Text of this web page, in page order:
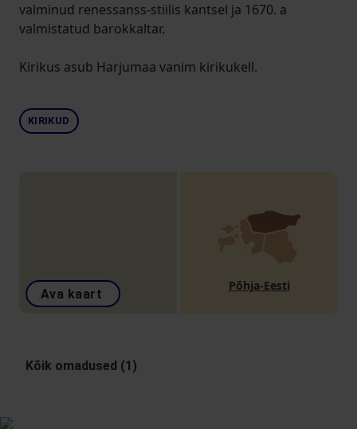
valminud renessanss-stiilis kantsel ja 1670. a
valmistatud barokkaltar.
Kirikus asub Harjumaa vanim kirikukell.
KIRIKUD
Ava kaart
Põhja-Eesti
Kõik omadused (1)